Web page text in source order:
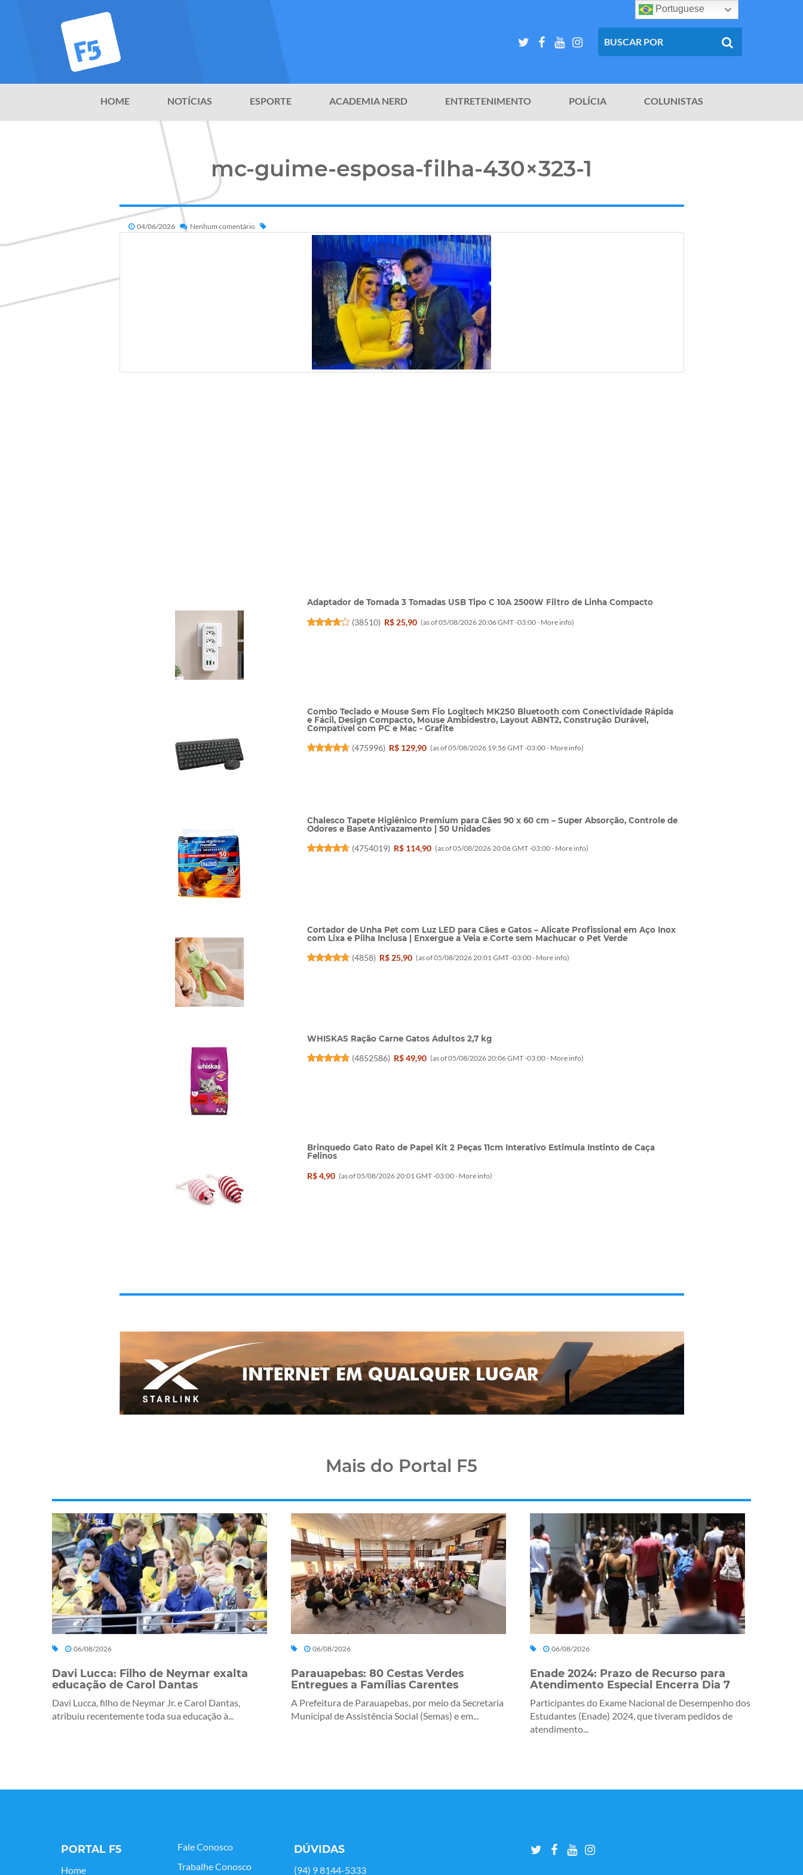
HOME NOTÍCIAS ESPORTE ACADEMIA NERD ENTRETENIMENTO POLÍCIA COLUNISTAS
mc-guime-esposa-filha-430×323-1
04/06/2026 Nenhum comentário
Adaptador de Tomada 3 Tomadas USB Tipo C 10A 2500W Filtro de Linha Compacto
(38510) R$ 25,90 (as of 05/08/2026 20:06 GMT -03:00 - More info)
Combo Teclado e Mouse Sem Fio Logitech MK250 Bluetooth com Conectividade Rápida
e Fácil, Design Compacto, Mouse Ambidestro, Layout ABNT2, Construção Durável,
Compatível com PC e Mac - Grafite
(475996) R$ 129,90 (as of 05/08/2026 19:56 GMT -03:00 - More info)
Chalesco Tapete Higiênico Premium para Cães 90 x 60 cm – Super Absorção, Controle de
Odores e Base Antivazamento | 50 Unidades
(4754019) R$ 114,90 (as of 05/08/2026 20:06 GMT -03:00 - More info)
Cortador de Unha Pet com Luz LED para Cães e Gatos – Alicate Profissional em Aço Inox
com Lixa e Pilha Inclusa | Enxergue a Veia e Corte sem Machucar o Pet Verde
(4858) R$ 25,90 (as of 05/08/2026 20:01 GMT -03:00 - More info)
WHISKAS Ração Carne Gatos Adultos 2,7 kg
(4852586) R$ 49,90 (as of 05/08/2026 20:06 GMT -03:00 - More info)
Brinquedo Gato Rato de Papel Kit 2 Peças 11cm Interativo Estimula Instinto de Caça
Felinos
R$ 4,90 (as of 05/08/2026 20:01 GMT -03:00 - More info)
Mais do Portal F5
06/08/2026
Davi Lucca: Filho de Neymar exalta
educação de Carol Dantas
Davi Lucca, filho de Neymar Jr. e Carol Dantas,
atribuiu recentemente toda sua educação à...
06/08/2026
Parauapebas: 80 Cestas Verdes
Entregues a Famílias Carentes
A Prefeitura de Parauapebas, por meio da Secretaria
Municipal de Assistência Social (Semas) e em...
06/08/2026
Enade 2024: Prazo de Recurso para
Atendimento Especial Encerra Dia 7
Participantes do Exame Nacional de Desempenho dos
Estudantes (Enade) 2024, que tiveram pedidos de
atendimento...
PORTAL F5
Home
Fale Conosco
Trabalhe Conosco
DÚVIDAS
(94) 9 8144-5333
Portuguese